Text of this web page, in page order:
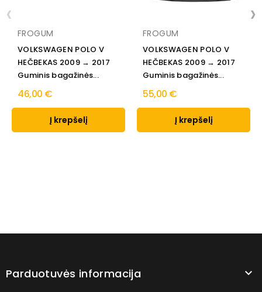
FROGUM
VOLKSWAGEN POLO V
HEČBEKAS 2009 → 2017
Guminis bagažinės...
46,00 €
Į krepšelį
FROGUM
VOLKSWAGEN POLO V
HEČBEKAS 2009 → 2017
Guminis bagažinės...
55,00 €
Į krepšelį
‹ ›
Parduotuvės informacija 